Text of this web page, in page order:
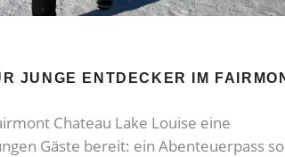
JUNGE ENTDECKER IM
Chateau Lake Louise eine
Gäste bereit: ein Abenteuerpass